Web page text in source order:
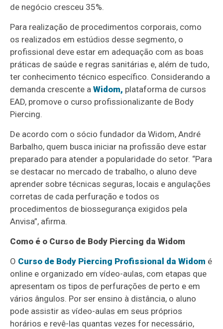
de negócio cresceu 35%.
Para realização de procedimentos corporais, como
os realizados em estúdios desse segmento, o
profissional deve estar em adequação com as boas
práticas de saúde e regras sanitárias e, além de tudo,
ter conhecimento técnico específico. Considerando a
demanda crescente aWidom, plataforma de cursos
EAD, promove o curso profissionalizante de Body
Piercing.
De acordo com o sócio fundador da Widom, André
Barbalho, quem busca iniciar na profissão deve estar
preparado para atender a popularidade do setor. “Para
se destacar no mercado de trabalho, o aluno deve
aprender sobre técnicas seguras, locais e angulações
corretas de cada perfuração e todos os
procedimentos de biossegurança exigidos pela
Anvisa”, afirma.
Como é o Curso de Body Piercing da Widom
O Curso de Body Piercing Profissional da Widom é
online e organizado em vídeo-aulas, com etapas que
apresentam os tipos de perfurações de perto e em
vários ângulos. Por ser ensino à distância, o aluno
pode assistir as vídeo-aulas em seus próprios
horários e revê-las quantas vezes for necessário,